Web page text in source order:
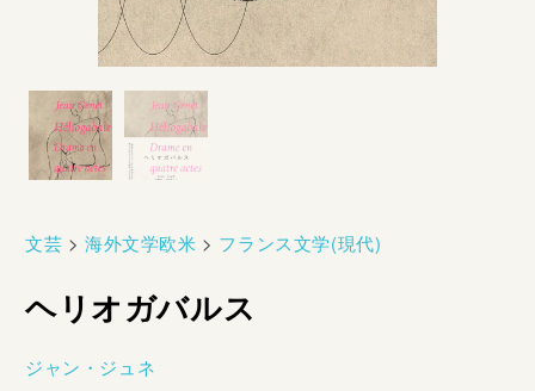
文芸 >海外文学欧米 > フランス文学(現代)
ヘリオガバルス
ジャン・ジュネ